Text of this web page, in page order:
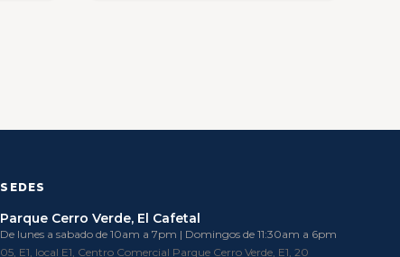
SEDES
Parque Cerro Verde, El Cafetal
De lunes a sabado de 10am a 7pm | Domingos de 11:30am a 6pm
05, E1, local E1, Centro Comercial Parque Cerro Verde, E1, 20